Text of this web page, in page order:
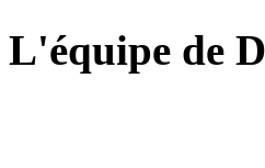
L'équipe de